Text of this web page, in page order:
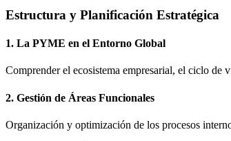
Estructura y Planificación Estratégica
1. La PYME en el Entorno Global
Comprender el ecosistema empresarial, el ciclo de
2. Gestión de Áreas Funcionales
Organización y optimización de los procesos